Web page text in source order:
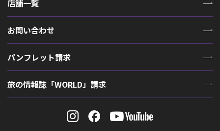
店舗一覧
お問い合わせ
パンフレット請求
旅の情報誌「WORLD」請求